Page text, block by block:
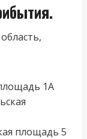
1А
площадь 5